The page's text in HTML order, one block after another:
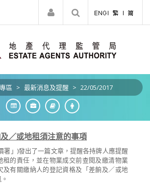
區 > 最新消息及提醒 > 22/05/2017
／或地租須注意的事項
署」)發出了一篇文章，提醒各持牌人應提醒
租的責任，並在物業成交前查閱及繳清物業
及有關繳納人的登記資格及「差餉及／或地